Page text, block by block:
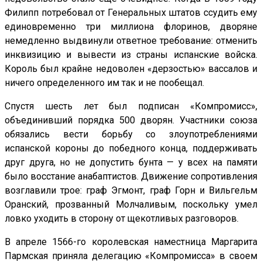
Филипп потребовал от Генеральных штатов ссудить ему
единовременно три миллиона флоринов, дворяне
немедленно выдвинули ответное требование: отменить
инквизицию и вывести из страны испанские войска.
Король был крайне недоволен «дерзостью» вассалов и
ничего определенного им так и не пообещал.
Спустя шесть лет был подписан «Компромисс»,
объединивший порядка 500 дворян. Участники союза
обязались вести борьбу со злоупотреблениями
испанской короны до победного конца, поддерживать
друг друга, но не допустить бунта — у всех на памяти
было восстание анабаптистов. Движение сопротивления
возглавили трое: граф Эгмонт, граф Горн и Вильгельм
Оранский, прозванный Молчаливым, поскольку умел
ловко уходить в сторону от щекотливых разговоров.
В апреле 1566-го королевская наместница Маргарита
Пармская приняла делегацию «Компромисса» в своем